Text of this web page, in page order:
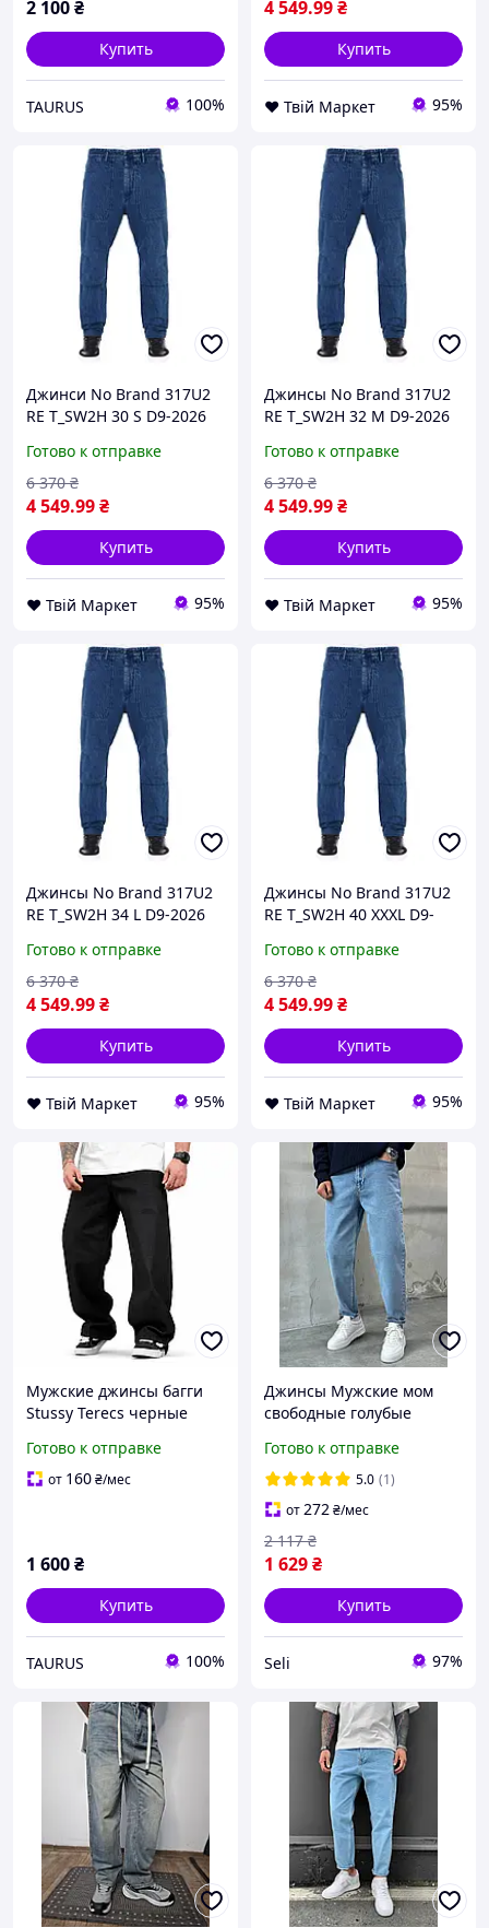
2 100₴
Купить
TAURUS 100%
4 549.99₴
Купить
❤️ Твій Маркет 95%
Джинси No Brand 317U2
RE T_SW2H 30 S D9-2026
Готово к отправке
4 549.99₴
6 370 ₴
Купить
❤️ Твій Маркет 95%
Джинсы No Brand 317U2
RE T_SW2H 32 M D9-2026
Готово к отправке
4 549.99₴
6 370 ₴
Купить
❤️ Твій Маркет 95%
Джинсы No Brand 317U2
RE T_SW2H 34 L D9-2026
Готово к отправке
4 549.99₴
6 370 ₴
Купить
❤️ Твій Маркет 95%
Джинсы No Brand 317U2
RE T_SW2H 40 XXXL D9-
Готово к отправке
4 549.99₴
6 370 ₴
Купить
❤️ Твій Маркет 95%
Мужские джинсы багги
Stussy Terecs черные
ТР6856
Готово к отправке
от 160₴/мес
1 600₴
Купить
TAURUS 100%
Джинсы Мужские мом
свободные голубые
однотонные базовые Seli
джинси Чоловічі мом
вільні блакитні
люксякість однотонні
Готово к отправке
5.0 (1)
от272₴/мес
1 629₴
2 117 ₴
Купить
Seli 97%